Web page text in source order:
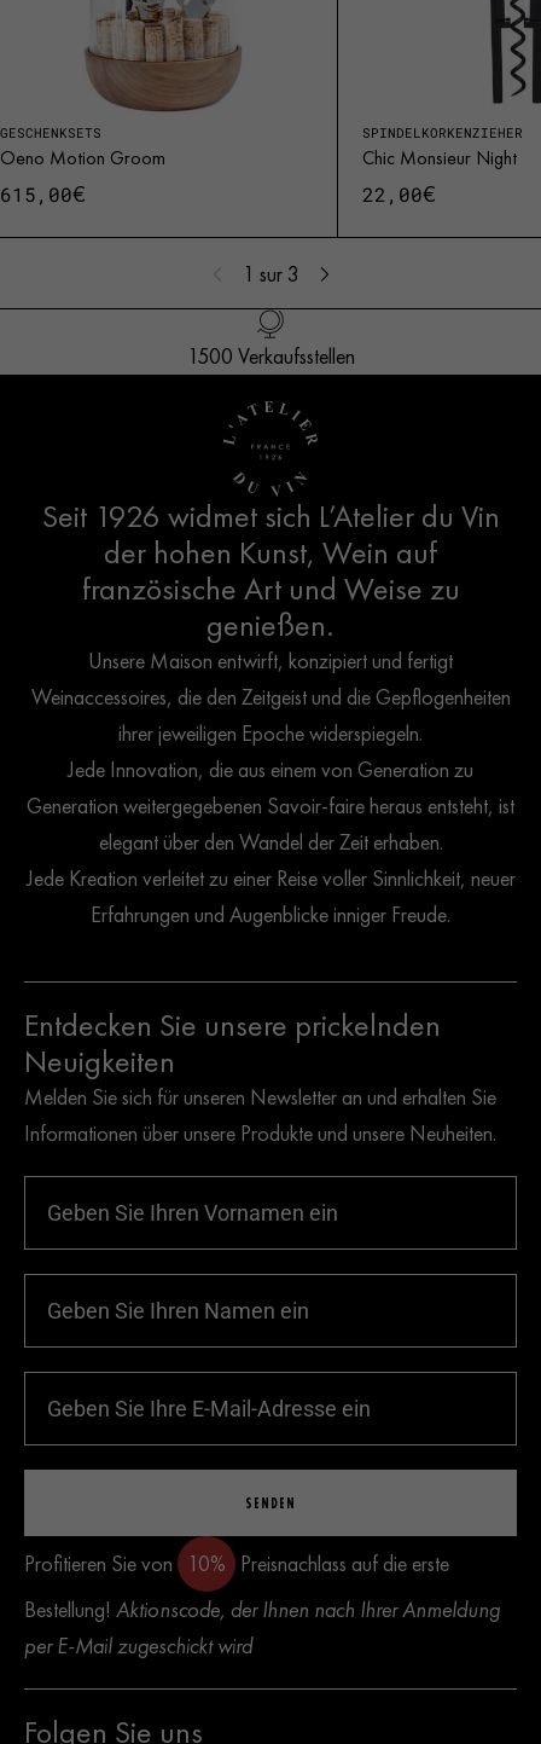
GESCHENKSETS
Oeno Motion Groom
615,00€
SPINDELKORKENZIEHER
Chic Monsieur Night
22,00€
1 sur 3
1500 Verkaufsstellen
Französisches Design
Ab 250 €: Gratisversand nach Deutschland
Kundendienst
Seit 1926 widmet sich L’Atelier du Vin
der hohen Kunst, Wein auf
französische Art und Weise zu
genießen.
Unsere Maison entwirft, konzipiert und fertigt
Weinaccessoires, die den Zeitgeist und die Gepflogenheiten
ihrer jeweiligen Epoche widerspiegeln.
Jede Innovation, die aus einem von Generation zu
Generation weitergegebenen Savoir-faire heraus entsteht, ist
elegant über den Wandel der Zeit erhaben.
Jede Kreation verleitet zu einer Reise voller Sinnlichkeit, neuer
Erfahrungen und Augenblicke inniger Freude.
Entdecken Sie unsere prickelnden
Neuigkeiten
Melden Sie sich für unseren Newsletter an und erhalten Sie
Informationen über unsere Produkte und unsere Neuheiten.
SENDEN
Profitieren Sie von 10%
Preisnachlass auf die erste
Bestellung! Aktionscode, der Ihnen nach Ihrer Anmeldung
per E-Mail zugeschickt wird
Folgen Sie uns